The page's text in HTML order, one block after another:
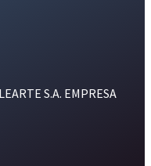
S.A. EMPRESA